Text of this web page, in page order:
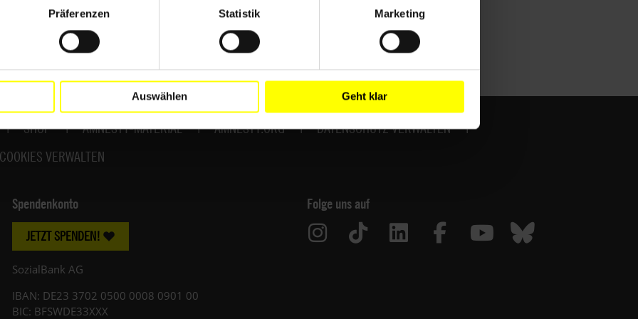
Präferenzen Statistik Marketing
Auswählen Geht klar
SHOP AMNESTY-MATERIAL AMNESTY.ORG
DATENSCHUTZ VERWALTEN
COOKIES VERWALTEN
Spendenkonto
JETZT SPENDEN!
SozialBank AG
IBAN: DE23 3702 0500 0008 0901 00
BIC: BFSWDE33XXX
Folge uns auf